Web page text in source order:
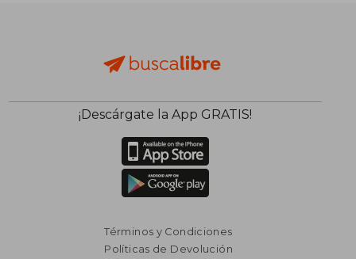
¡Descárgate la App GRATIS!
Términos y Condiciones
Políticas de Devolución